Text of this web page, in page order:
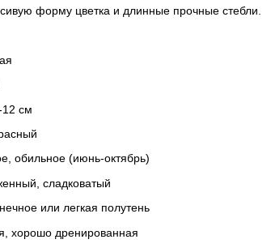
форму цветка и длинные прочные стебли.
см
обильное (июнь-октябрь)
сладковатый
или легкая полутень
дренированная